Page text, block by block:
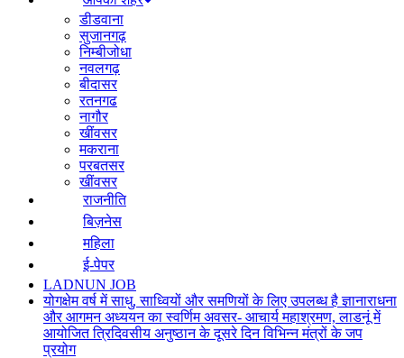
डीडवाना
सुजानगढ़
निम्बीजोधा
नवलगढ़
बीदासर
रतनगढ
नागौर
खींवसर
मकराना
परबतसर
खींवसर
राजनीति
बिज़नेस
महिला
ई-पेपर
LADNUN JOB
योगक्षेम वर्ष में साधु, साध्वियों और समणियों के लिए उपलब्ध है ज्ञानाराधना
और आगमन अध्ययन का स्वर्णिम अवसर- आचार्य महाश्रमण, लाडनूं में
आयोजित त्रिदिवसीय अनुष्ठान के दूसरे दिन विभिन्न मंत्रों के जप
प्रयोग